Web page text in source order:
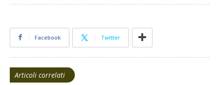
Facebook Twitter
Articoli correlati